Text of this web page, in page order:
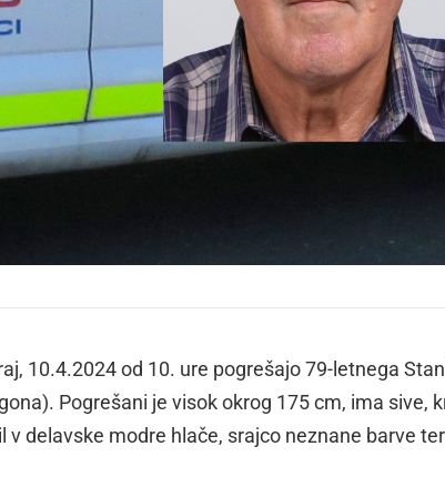
10.4.2024 od 10. ure pogrešajo 79-letnega
Pogrešani je visok okrog 175 cm, ima sive,
v delavske modre hlače, srajco neznane barve